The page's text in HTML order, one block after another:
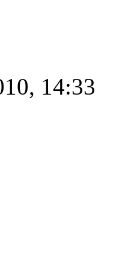
14:33